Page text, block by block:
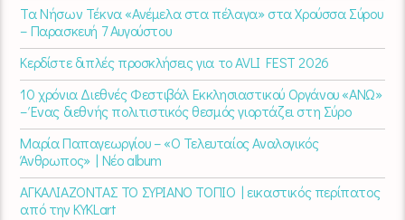
Τα Νήσων Τέκνα «Ανέμελα στα πέλαγα» στα Χρούσσα Σύρου
– Παρασκευή 7 Αυγούστου
Κερδίστε διπλές προσκλήσεις για το AVLI FEST 2026
10 χρόνια Διεθνές Φεστιβάλ Εκκλησιαστικού Οργάνου «ΑΝΩ»
– Ένας διεθνής πολιτιστικός θεσμός γιορτάζει στη Σύρο​
Μαρία Παπαγεωργίου – «Ο Τελευταίος Αναλογικός
Άνθρωπος» | Νέο album
ΑΓΚΑΛΙΑΖΟΝΤΑΣ ΤΟ ΣΥΡΙΑΝΟ ΤΟΠΙΟ | εικαστικός περίπατος
από την KYKLart